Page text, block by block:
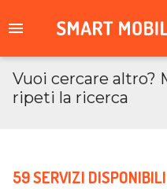
Vuoi cercare altro?
ripeti la ricerca
59 SERVIZI DISPONIBILI